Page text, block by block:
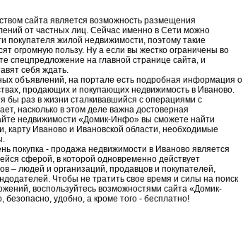
сайта является возможность размещения
от частных лиц. Сейчас именно в Сети можно
покупателя жилой недвижимости, поэтому такие
огромную пользу. Ну а если вы жестко ограничены во
спецпредложение на главной странице сайта, и
себя ждать.
объявлений, на портале есть подробная информация о
продающих и покупающих недвижимость в Иваново.
бы раз в жизни сталкивавшийся с операциями с
насколько в этом деле важна достоверная
недвижимости «Домик-Инфо» вы сможете найти
карту Иваново и Ивановской области, необходимые
покупка - продажа недвижимости в Иваново является
сферой, в которой одновременно действует
– людей и организаций, продавцов и покупателей,
Чтобы не тратить свое время и силы на поиск
воспользуйтесь возможностями сайта «Домик-
удобно, а кроме того - бесплатно!